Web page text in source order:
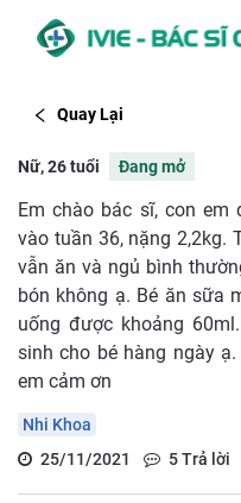
Quay Lại
Nữ, 26 tuổi Đang mở
Em chào bác sĩ, con
vào tuần 36, nặng 2,2kg.
vẫn ăn và ngủ bình
bón không ạ. Bé ăn sữa
uống được khoảng
sinh cho bé hàng ngày
em cảm ơn
Nhi Khoa
25/11/2021
5Trả lời